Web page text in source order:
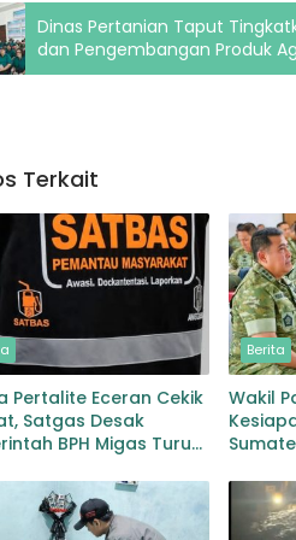
Dinas Pertanian Taput
dan Pengembangan Produk
Terkait
Pertalite Eceran Cekik
Satgas Desak
BPH Migas Turun
Berita
Wakil